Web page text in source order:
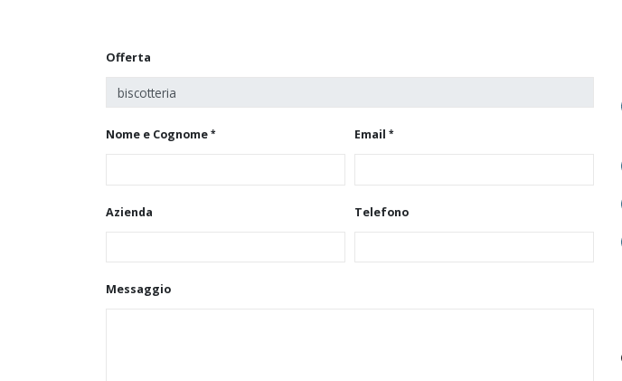
Offerta
Nome e Cognome Email
Azienda Telefono
Messaggio